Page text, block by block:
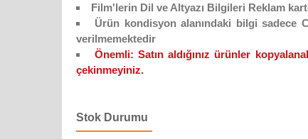
Film'lerin Dil ve Altyazı Bilgileri Reklam
Ürün kondisyon alanındaki bilgi sadece
verilmemektedir
Önemli: Satın aldığınız ürünler
çekinmeyiniz.
Stok Durumu